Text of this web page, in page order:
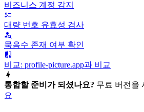
비즈니스 계정 감지
대량 번호 유효성 검사
묵음수 존재 여부 확인
비교: profile-picture.app과 비교
통합할 준비가 되셨나요? 무료 버전을
요